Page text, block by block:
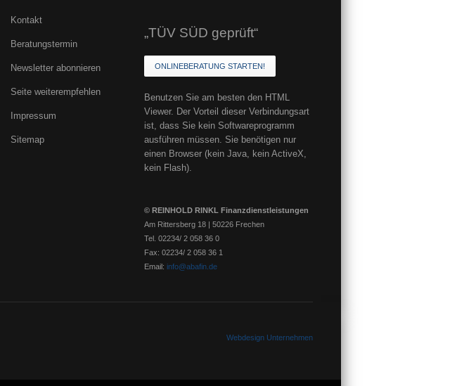
Kontakt
Beratungstermin
Newsletter abonnieren
Seite weiterempfehlen
Impressum
Sitemap
„TÜV SÜD geprüft“
ONLINEBERATUNG STARTEN!
Benutzen Sie am besten den HTML
Viewer. Der Vorteil dieser Verbindungsart
ist, dass Sie kein Softwareprogramm
ausführen müssen. Sie benötigen nur
einen Browser (kein Java, kein ActiveX,
kein Flash).
© REINHOLD RINKL Finanzdienstleistungen
Am Rittersberg 18 | 50226 Frechen
Tel. 02234/ 2 058 36 0
Fax: 02234/ 2 058 36 1
Email: info@abafin.de
Webdesign Unternehmen